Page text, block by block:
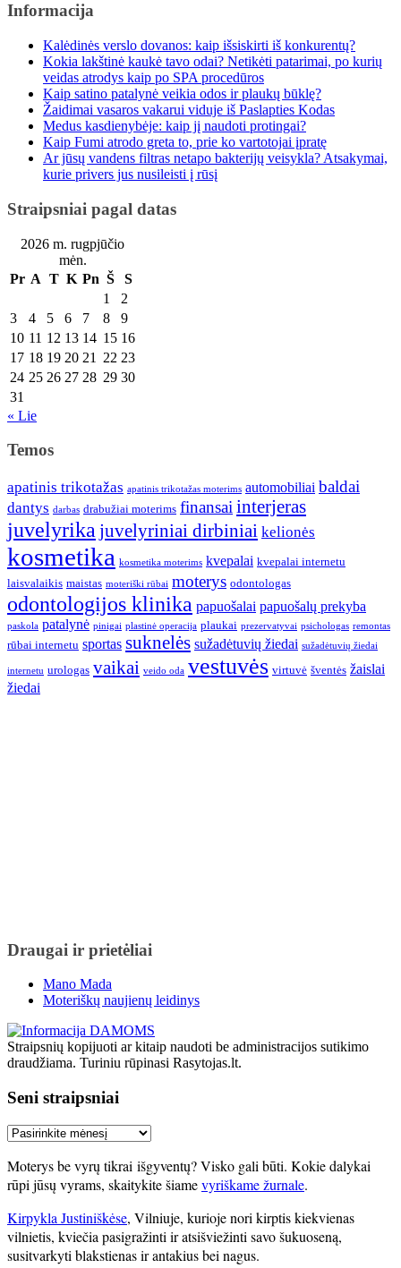
Informacija
Kalėdinės verslo dovanos: kaip išsiskirti iš konkurentų?
Kokia lakštinė kaukė tavo odai? Netikėti patarimai, po kurių
veidas atrodys kaip po SPA procedūros
Kaip satino patalynė veikia odos ir plaukų būklę?
Žaidimai vasaros vakarui viduje iš Paslapties Kodas
Medus kasdienybėje: kaip jį naudoti protingai?
Kaip Fumi atrodo greta to, prie ko vartotojai įpratę
Ar jūsų vandens filtras netapo bakterijų veisykla? Atsakymai,
kurie privers jus nusileisti į rūsį
Straipsniai pagal datas
2026 m. rugpjūčio
mėn.
Pr A T K Pn Š
S
1
2
3
4 5 6 7 8
9
10 11 12 13 14 15 16
17 18 19 20 21 22 23
24 25 26 27 28 29 30
31
« Lie
Temos
apatinis trikotažas apatinis trikotažas moterims automobiliai baldai
dantys darbas drabužiai moterims finansai interjeras
juvelyrika juvelyriniai dirbiniai kelionės
kosmetika kosmetika moterims kvepalai kvepalai internetu
laisvalaikis maistas moteriški rūbai moterys odontologas
odontologijos klinika papuošalai papuošalų prekyba
paskola patalynė pinigai plastinė operacija plaukai prezervatyvai psichologas remontas
rūbai internetu sportas suknelės sužadėtuvių žiedai sužadėtuvių žiedai
internetu urologas vaikai veido oda vestuvės virtuvė šventės žaislai
žiedai
Draugai ir prietėliai
Mano Mada
Moteriškų naujienų leidinys
Straipsnių kopijuoti ar kitaip naudoti be administracijos sutikimo
draudžiama. Turiniu rūpinasi Rasytojas.lt.
Seni straipsniai
Seni
Moterys be vyrų tikrai išgyventų? Visko gali būti. Kokie dalykai
rūpi jūsų vyrams, skaitykite šiamevyriškame žurnale.
Kirpykla Justiniškėse, Vilniuje, kurioje nori kirptis kiekvienas
vilnietis, kviečia pasigražinti ir atsišviežinti savo šukuoseną,
susitvarkyti blakstienas ir antakius bei nagus.